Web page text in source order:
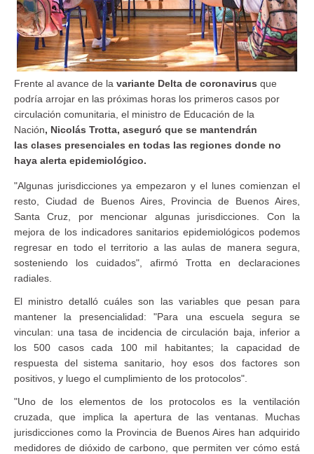
Frente al avance de la variante Delta de coronavirus que
podría arrojar en las próximas horas los primeros casos por
circulación comunitaria, el ministro de Educación de la
Nación, Nicolás Trotta, aseguró que se mantendrán
las clases presenciales en todas las regiones donde no
haya alerta epidemiológico.
"Algunas jurisdicciones ya empezaron y el lunes comienzan el
resto, Ciudad de Buenos Aires, Provincia de Buenos Aires,
Santa Cruz, por mencionar algunas jurisdicciones. Con la
mejora de los indicadores sanitarios epidemiológicos podemos
regresar en todo el territorio a las aulas de manera segura,
sosteniendo los cuidados", afirmó Trotta en declaraciones
radiales.
El ministro detalló cuáles son las variables que pesan para
mantener la presencialidad: "Para una escuela segura se
vinculan: una tasa de incidencia de circulación baja, inferior a
los 500 casos cada 100 mil habitantes; la capacidad de
respuesta del sistema sanitario, hoy esos dos factores son
positivos, y luego el cumplimiento de los protocolos".
"Uno de los elementos de los protocolos es la ventilación
cruzada, que implica la apertura de las ventanas. Muchas
jurisdicciones como la Provincia de Buenos Aires han adquirido
medidores de dióxido de carbono, que permiten ver cómo está